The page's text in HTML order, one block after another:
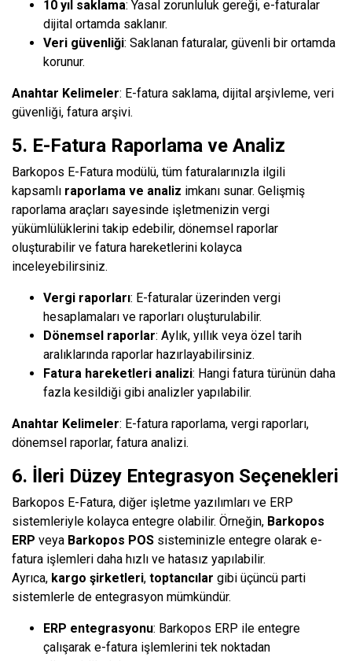
10 yıl saklama: Yasal zorunluluk gereği, e-faturalar
dijital ortamda saklanır.
Veri güvenliği: Saklanan faturalar, güvenli bir ortamda
korunur.
Anahtar Kelimeler: E-fatura saklama, dijital arşivleme, veri
güvenliği, fatura arşivi.
5. E-Fatura Raporlama ve Analiz
Barkopos E-Fatura modülü, tüm faturalarınızla ilgili
kapsamlı raporlama ve analiz imkanı sunar. Gelişmiş
raporlama araçları sayesinde işletmenizin vergi
yükümlülüklerini takip edebilir, dönemsel raporlar
oluşturabilir ve fatura hareketlerini kolayca
inceleyebilirsiniz.
Vergi raporları: E-faturalar üzerinden vergi
hesaplamaları ve raporları oluşturulabilir.
Dönemsel raporlar: Aylık, yıllık veya özel tarih
aralıklarında raporlar hazırlayabilirsiniz.
Fatura hareketleri analizi: Hangi fatura türünün daha
fazla kesildiği gibi analizler yapılabilir.
Anahtar Kelimeler: E-fatura raporlama, vergi raporları,
dönemsel raporlar, fatura analizi.
6. İleri Düzey Entegrasyon Seçenekleri
Barkopos E-Fatura, diğer işletme yazılımları ve ERP
sistemleriyle kolayca entegre olabilir. Örneğin, Barkopos
ERP veya Barkopos POS sisteminizle entegre olarak e-
fatura işlemleri daha hızlı ve hatasız yapılabilir.
Ayrıca, kargo şirketleri, toptancılar gibi üçüncü parti
sistemlerle de entegrasyon mümkündür.
ERP entegrasyonu: Barkopos ERP ile entegre
çalışarak e-fatura işlemlerini tek noktadan